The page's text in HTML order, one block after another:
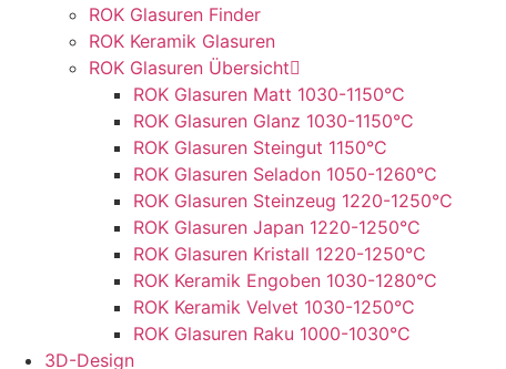
ROK Glasuren Finder
ROK Keramik Glasuren
ROK Glasuren Übersicht
ROK Glasuren Matt 1030-1150°C
ROK Glasuren Glanz 1030-1150°C
ROK Glasuren Steingut 1150°C
ROK Glasuren Seladon 1050-1260°C
ROK Glasuren Steinzeug 1220-1250°C
ROK Glasuren Japan 1220-1250°C
ROK Glasuren Kristall 1220-1250°C
ROK Keramik Engoben 1030-1280°C
ROK Keramik Velvet 1030-1250°C
ROK Glasuren Raku 1000-1030°C
3D-Design